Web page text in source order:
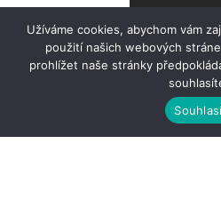
Užíváme cookies, abychom vám
použití našich webových
prohlížet naše stránky